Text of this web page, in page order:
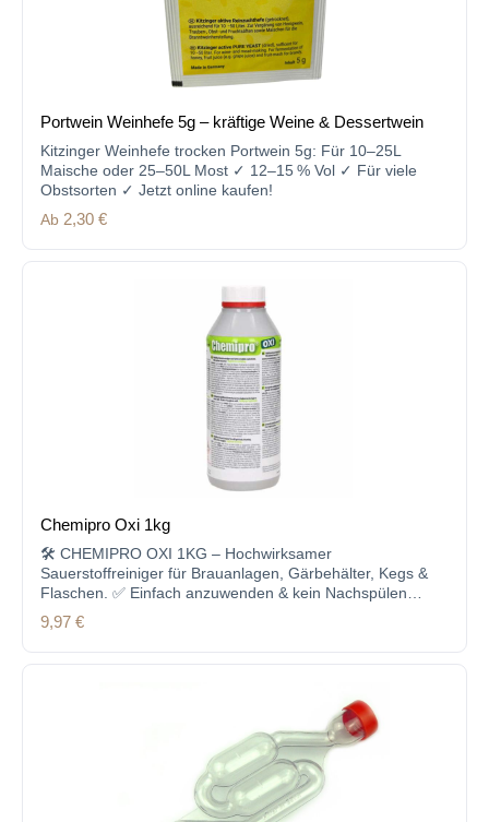
Portwein Weinhefe 5g – kräftige Weine & Dessertwein
Kitzinger Weinhefe trocken Portwein 5g: Für 10–25L
Maische oder 25–50L Most ✓ 12–15 % Vol ✓ Für viele
Obstsorten ✓ Jetzt online kaufen!
Regulärer Preis:
Ab 2,30 €
Chemipro Oxi 1kg
🛠 CHEMIPRO OXI 1KG – Hochwirksamer
Sauerstoffreiniger für Brauanlagen, Gärbehälter, Kegs &
Flaschen. ✅ Einfach anzuwenden & kein Nachspülen
nötig! Jetzt kaufen!
Regulärer Preis:
9,97 €